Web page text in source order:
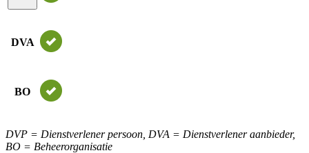
DVA
BO
DVP = Dienstverlener persoon, DVA = Dienstverlener aanbieder,
BO = Beheerorganisatie